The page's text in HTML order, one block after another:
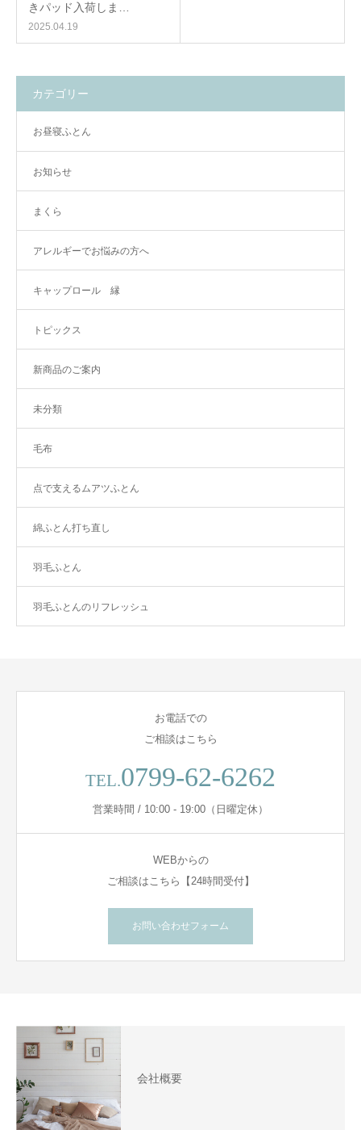
きパッド入荷しま…
2025.04.19
カテゴリー
お昼寝ふとん
お知らせ
まくら
アレルギーでお悩みの方へ
キャップロール 縁
トピックス
新商品のご案内
未分類
毛布
点で支えるムアツふとん
綿ふとん打ち直し
羽毛ふとん
羽毛ふとんのリフレッシュ
お電話での
ご相談はこちら
TEL.0799-62-6262
営業時間 / 10:00 - 19:00（日曜定休）
WEBからの
ご相談はこちら【24時間受付】
お問い合わせフォーム
会社概要